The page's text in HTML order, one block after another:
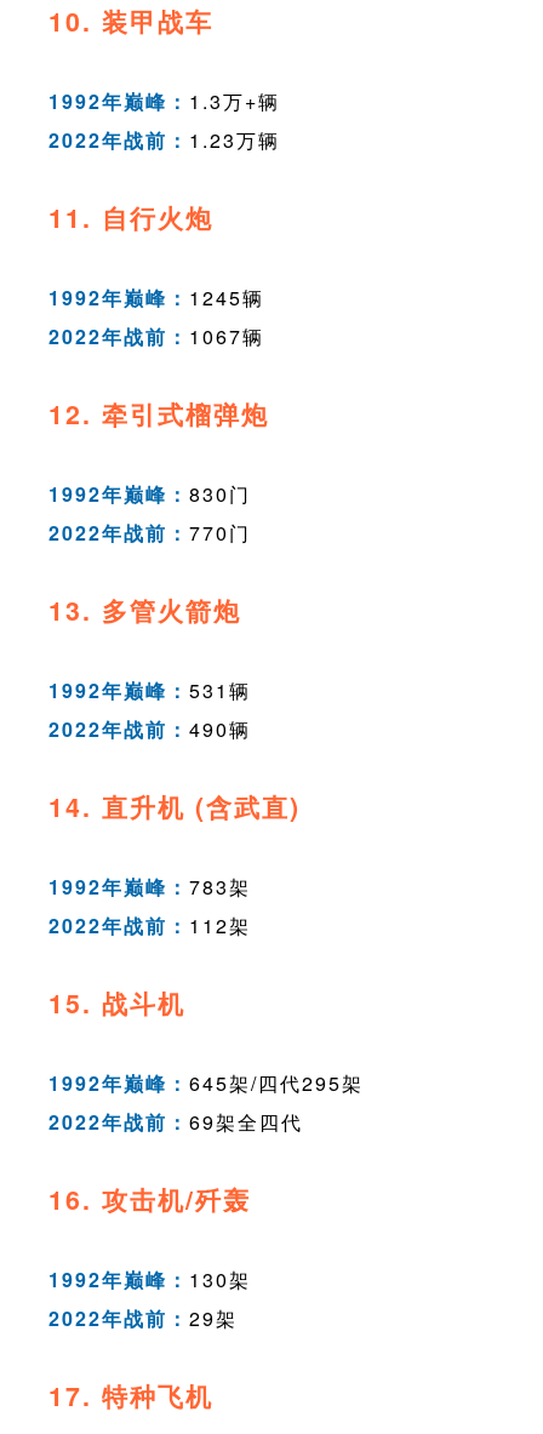
10. 装甲战车
1992年巅峰： 1.3万+辆
2022年战前： 1.23万辆
11. 自行火炮
1992年巅峰： 1245辆
2022年战前： 1067辆
12. 牵引式榴弹炮
1992年巅峰： 830门
2022年战前： 770门
13. 多管火箭炮
1992年巅峰： 531辆
2022年战前： 490辆
14. 直升机 (含武直)
1992年巅峰： 783架
2022年战前： 112架
15. 战斗机
1992年巅峰： 645架/四代295架
2022年战前： 69架全四代
16. 攻击机/歼轰
1992年巅峰： 130架
2022年战前： 29架
17. 特种飞机